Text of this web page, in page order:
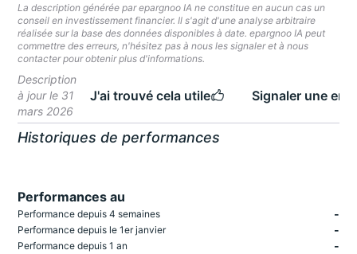
La description générée par epargnoo IA ne constitue en aucun cas un
conseil en investissement financier. Il s'agit d'une analyse arbitraire
réalisée sur la base des données disponibles à date. epargnoo IA peut
commettre des erreurs, n'hésitez pas à nous les signaler et à nous
contacter pour obtenir plus d'informations.
Description
à jour le 31
mars 2026
J'ai trouvé cela utile Signaler une
Historiques de performances
Performances au
Performance depuis 4 semaines -
Performance depuis le 1er janvier -
Performance depuis 1 an -